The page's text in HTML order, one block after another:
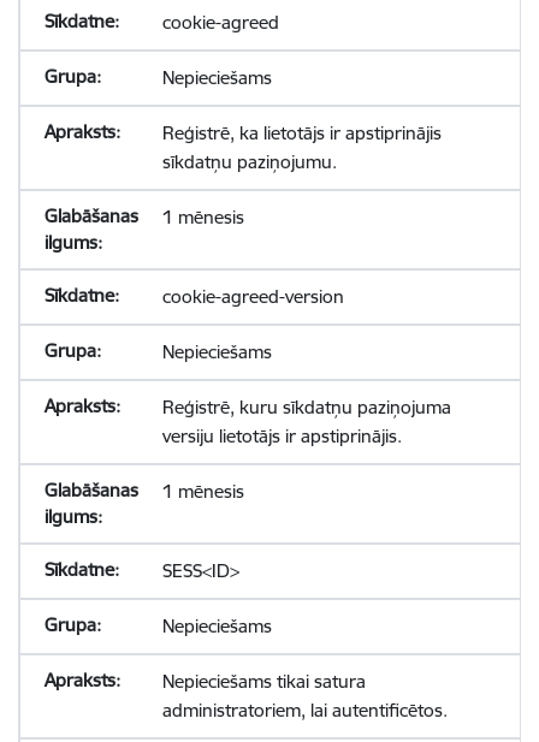
cookie-agreed
Nepieciešams
Reģistrē, ka lietotājs ir apstiprinājis
sīkdatņu paziņojumu.
1 mēnesis
cookie-agreed-version
Nepieciešams
Reģistrē, kuru sīkdatņu paziņojuma
versiju lietotājs ir apstiprinājis.
1 mēnesis
SESS<ID>
Nepieciešams
Nepieciešams tikai satura
administratoriem, lai autentificētos.